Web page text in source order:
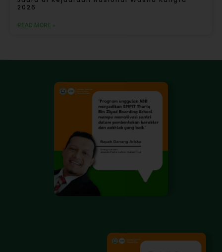
2026
READ MORE »